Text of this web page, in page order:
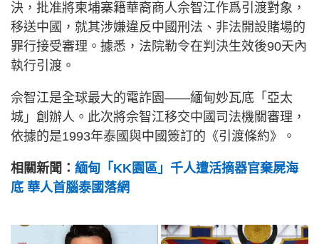
決，批准將柬埔寨籍華裔商人佘智江作爲引渡對象，
移送中國，就其涉嫌違反中國刑法、非法開設賭場的
罪行接受審理。據悉，法院勒令在判決生效後90天內
執行引渡。
佘智江是全球最大的電詐園——緬甸妙瓦底「亞太
城」創辦人。此次將佘智江移交中國司法機關審理，
依據的是1993年泰國與中國簽訂的《引渡條約》。
相關新聞： 緬甸「KK園區」千人遭活摘器官棄屍海
底 華人首腦泰國落網